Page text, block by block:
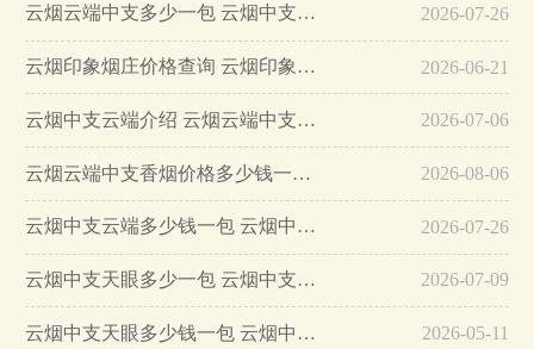
云烟云端中支多少一包 云烟中支云端图片价格一览… 2026-07-26
云烟印象烟庄价格查询 云烟印象烟庄价格2025… 2026-06-21
云烟中支云端介绍 云烟云端中支多少一包… 2026-07-06
云烟云端中支香烟价格多少钱一包 云端中支香烟价格表一览… 2026-08-06
云烟中支云端多少钱一包 云烟中支云端价格表图片一览… 2026-07-26
云烟中支天眼多少一包 云烟中支天眼香烟价格查询… 2026-07-09
云烟中支天眼多少钱一包 云烟中支天眼香烟好抽吗… 2026-05-11